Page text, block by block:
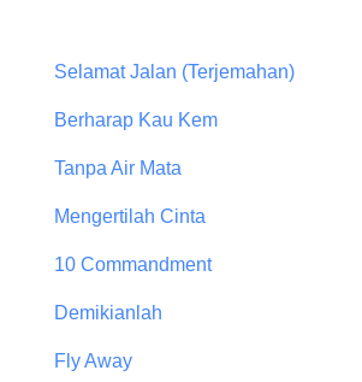
Selamat Jalan (Terjemahan)
Berharap Kau Kem
Tanpa Air Mata
Mengertilah Cinta
10 Commandment
Demikianlah
Fly Away